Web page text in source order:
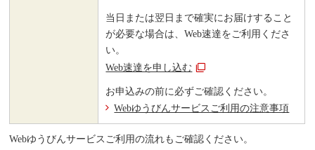
当日または翌日まで確実にお届けすること
が必要な場合は、Web速達をご利用くださ
い。
Web速達を申し込む
お申込みの前に必ずご確認ください。
Webゆうびんサービスご利用の注意事項
Webゆうびんサービスご利用の流れもご確認ください。